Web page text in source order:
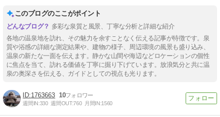
このブログのここがポイント
多彩な泉質と風景、丁寧な分析と詳細な紹介
各地の温泉地を訪れ、その魅力を余すことなく伝える記事が特徴です。泉
質や浴感の詳細な測定結果や、建物の様子、周辺環境の風景も盛り込み、
温泉の新たな一面を伝えます。静かな山間や海辺などロケーションの個性
に焦点を当て、訪れる価値を丁寧に掘り下げています。放浪気分と共に温
泉の奥深さを伝える、ガイドとしての視点も光ります。
1763663 10
週間IN:330 週間OUT:760 月間IN:1560